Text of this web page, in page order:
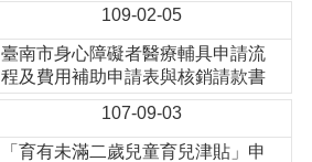
109-02-05
臺南市身心障礙者醫療輔具申請流
程及費用補助申請表與核銷請款書
107-09-03
「育有未滿二歲兒童育兒津貼」申